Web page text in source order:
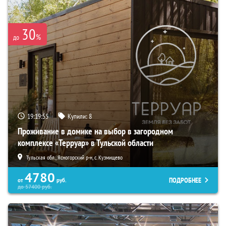
до 30%
19:19:53 Купили:8
Проживание в домике на выбор в загородном
комплексе «Терруар» в Тульской области
Тульская обл., Ясногорский р-н, с. Кузмищево
от 4780 руб.
до57400руб.
ПОДРОБНЕЕ